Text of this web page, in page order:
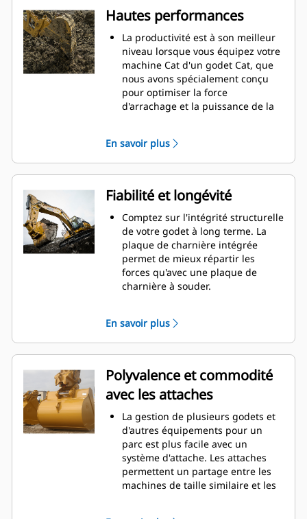
Hautes performances
La productivité est à son meilleur
niveau lorsque vous équipez votre
machine Cat d'un godet Cat, que
nous avons spécialement conçu
pour optimiser la force
d'arrachage et la puissance de la
double améliore le flux des
matières dans le godet. Le
dégagement de talon accru
garantit que le fond du godet ne
frotte pas, ce qui réduit les coûts
d'entretien.
La consommation de carburant est
maximale lors de l'excavation. Les
godets Cat sont conçus pour
creuser dans les matériaux
rapidement afin d'améliorer
Chargez plus de matière plus
rapidement. La forme et les barres
latérales du godet permettent une
rétention optimale des matériaux
dans le godet à chaque charge.
En savoir plus
Fiabilité et longévité
Comptez sur l'intégrité structurelle
de votre godet à long terme. La
plaque de charnière intégrée
permet de mieux répartir les
forces qu'avec une plaque de
charnière à souder.
résistants à l'abrasion, en
particulier pour les composants
d'usure excessive.
Protégez les zones d'usure
excessive les plus importantes de
votre godet avec les outils
d'attaque du sol Cat
(GET). Les
protecteurs de longerons et les
couteaux latéraux permettent de
préserver les pièces du godet qui
entrent en contact et traversent
les matériaux le plus souvent.
Réduisez les coûts d'entretien en
En savoir plus
Polyvalence et commodité
avec les attaches
La gestion de plusieurs godets et
d'autres équipements pour un
parc est plus facile avec un
système d'attache. Les attaches
permettent un partage entre les
machines de taille similaire et les